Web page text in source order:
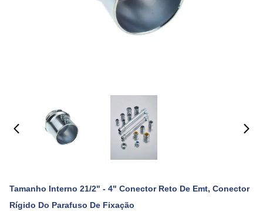
Tamanho Interno 21/2" - 4" Conector Reto De Emt, Conector
Rígido Do Parafuso De Fixação